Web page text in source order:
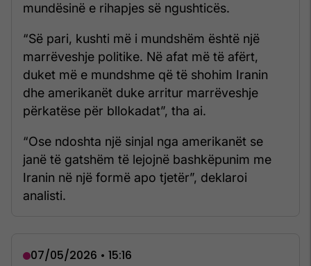
mundësinë e rihapjes së ngushticës.
“Së pari, kushti më i mundshëm është një
marrëveshje politike. Në afat më të afërt,
duket më e mundshme që të shohim Iranin
dhe amerikanët duke arritur marrëveshje
përkatëse për bllokadat”, tha ai.
“Ose ndoshta një sinjal nga amerikanët se
janë të gatshëm të lejojnë bashkëpunim me
Iranin në një formë apo tjetër”, deklaroi
analisti.
07/05/2026 • 15:16